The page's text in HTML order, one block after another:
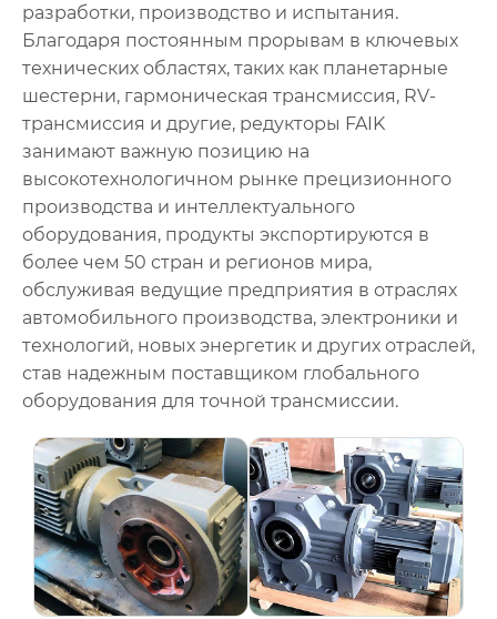
разработки, производство и испытания.
Благодаря постоянным прорывам в ключевых
технических областях, таких как планетарные
шестерни, гармоническая трансмиссия, RV-
трансмиссия и другие, редукторы FAIK
занимают важную позицию на
высокотехнологичном рынке прецизионного
производства и интеллектуального
оборудования, продукты экспортируются в
более чем 50 стран и регионов мира,
обслуживая ведущие предприятия в отраслях
автомобильного производства, электроники и
технологий, новых энергетик и других отраслей,
став надежным поставщиком глобального
оборудования для точной трансмиссии.